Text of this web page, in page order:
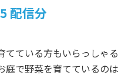
配信分
てている方もいらっしゃる
庭で野菜を育てているのは